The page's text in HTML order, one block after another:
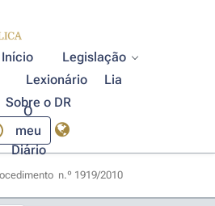
Início
Legislação
Lexionário
Lia
Sobre o DR
O
meu
Diário
n.º 1919/2010